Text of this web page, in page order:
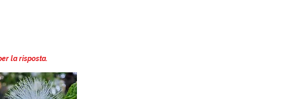
la risposta.